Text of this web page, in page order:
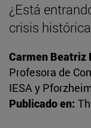
¿Está
crisis
Carmen Beatriz
Profesora de
IESA y
Publicado en: